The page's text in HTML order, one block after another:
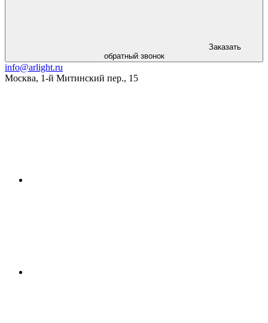
Заказать
обратный звонок
info@arlight.ru
Москва, 1-й Митинский пер., 15